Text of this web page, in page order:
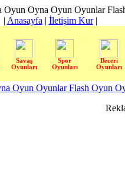
Oyun Oyna Oyun Oyunlar
| Anasayfa | İletişim Kur|
Savaş
Oyunları
Spor
Oyunları
Beceri
Oyunları
Oyun Oyunlar Flash Oyun